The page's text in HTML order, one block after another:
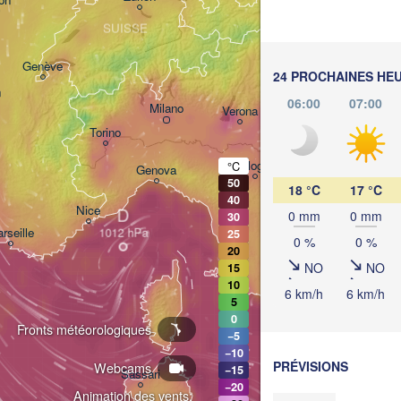
24 PROCHAINES
06:00
07:00
18 °C
0 mm
0 %
NO
6 km/h
17 °C
0 mm
0 %
NO
6 km/h
PRÉVISIONS
Animation des vents:
Webcams
Fronts météorologiques
Milano
Torino
Genova
Genève
Verona
Nice
SUISSE
Sassari
Venezia
Pescara
Perugia
Bologna
ITALIE
D
°C
50
40
30
25
20
15
10
5
0
−5
−10
−15
−20